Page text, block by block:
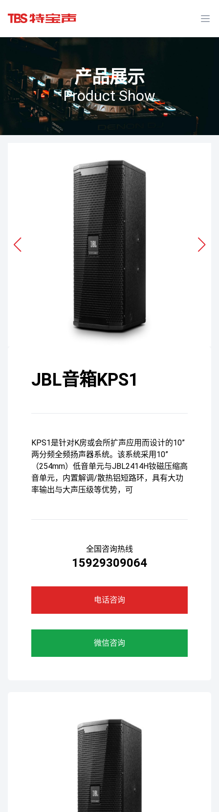
产品展示
Product Show
JBL音箱KPS1
KPS1是针对K房或会所扩声应用而设计的10”
两分频全频扬声器系统。该系统采用10”
（254mm）低音单元与JBL2414H钕磁压缩高
音单元，内置解调/散热铝短路环，具有大功
率输出与大声压级等优势，可
全国咨询热线
15929309064
电话咨询
微信咨询